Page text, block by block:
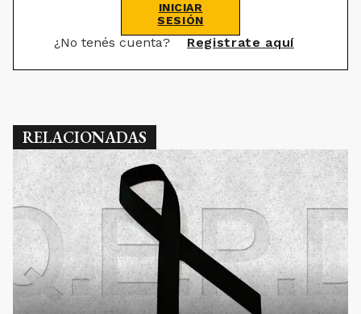
INICIAR
SESIÓN
¿No tenés cuenta? Registrate aquí
RELACIONADAS